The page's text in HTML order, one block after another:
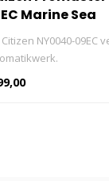
Marine Sea
NY0040-09EC